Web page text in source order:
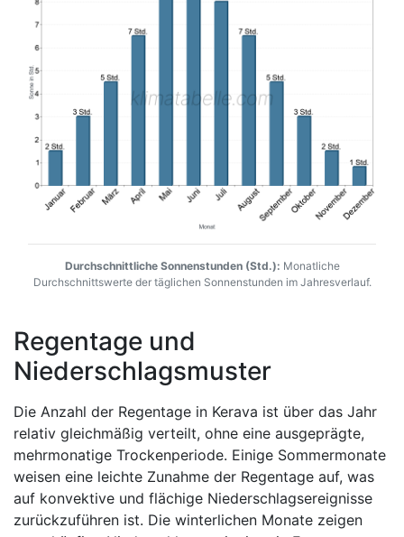
Durchschnittliche Sonnenstunden (Std.): Monatliche
Durchschnittswerte der täglichen Sonnenstunden im Jahresverlauf.
Regentage und
Niederschlagsmuster
Die Anzahl der Regentage in Kerava ist über das Jahr
relativ gleichmäßig verteilt, ohne eine ausgeprägte,
mehrmonatige Trockenperiode. Einige Sommermonate
weisen eine leichte Zunahme der Regentage auf, was
auf konvektive und flächige Niederschlagsereignisse
zurückzuführen ist. Die winterlichen Monate zeigen